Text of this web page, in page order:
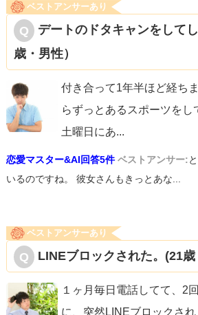
ベストアンサーあり
デートのドタキャンをして
歳・男性）
付き合って1年半ほど経ち
らずっとあるスポーツをし
土曜日にあ...
恋愛マスター&AI回答5件 ベストアンサー:
いるのですね。 彼女さんもきっとあな...
ベストアンサーあり
LINEブロックされた。(21歳
１ヶ月毎日電話してて、2
に、突然LINEブロックさ